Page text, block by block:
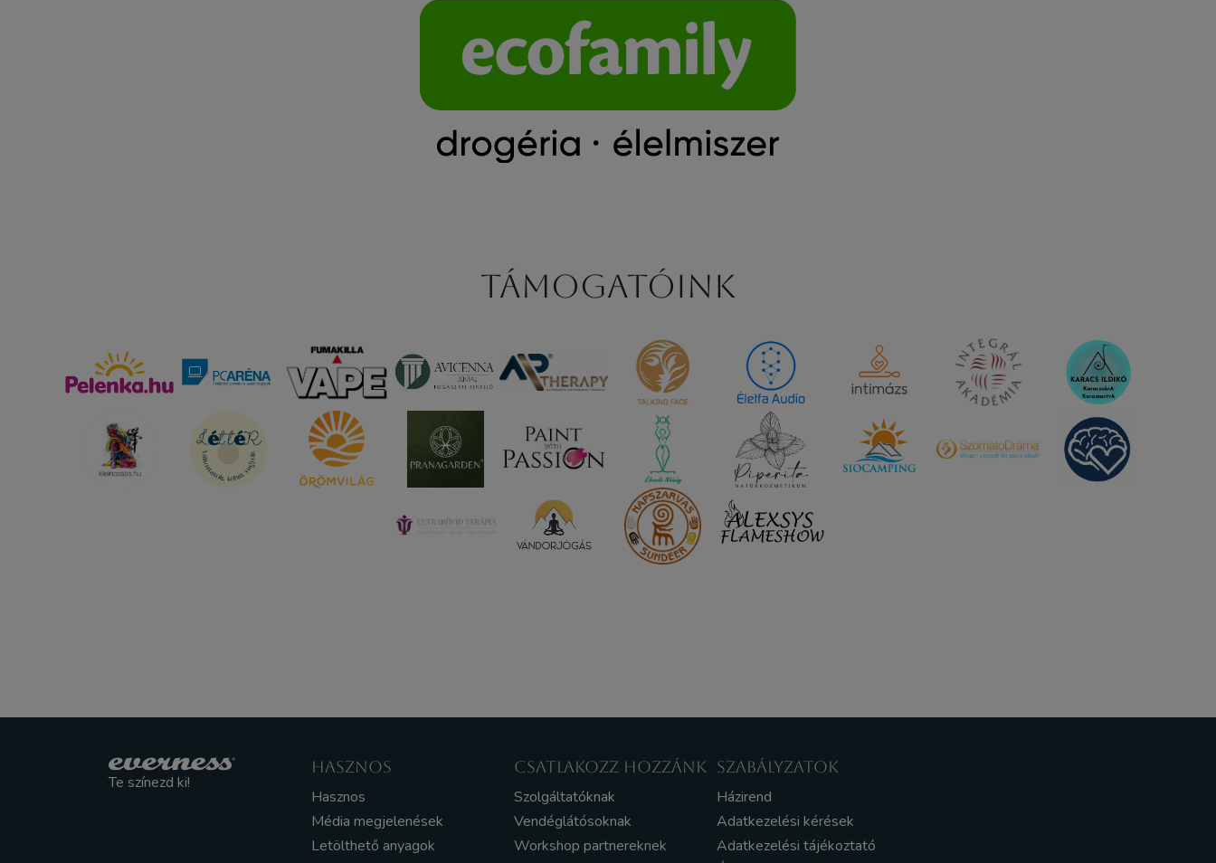
Támogatóink
Te színezd ki!
HASZNOS
Hasznos
Média megjelenések
Letölthető anyagok
CSATLAKOZZ HOZZÁNK
Szolgáltatóknak
Vendéglátósoknak
Workshop partnereknek
SZABÁLYZATOK
Házirend
Adatkezelési kérések
Adatkezelési tájékoztató